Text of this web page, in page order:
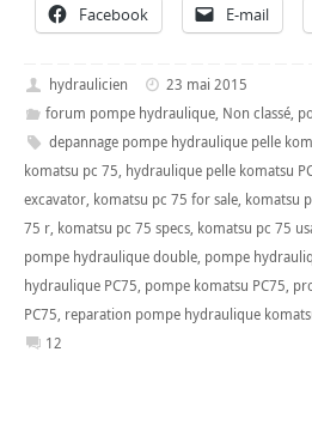
Facebook E-mail
hydraulicien
23 mai 2015
forum pompe hydraulique, Non classé,
depannage pompe hydraulique pelle
komatsu pc 75, hydraulique pelle komatsu
excavator, komatsu pc 75 for sale, komatsu
75 r, komatsu pc 75 specs, komatsu pc 75
pompe hydraulique double, pompe
hydraulique PC75, pompe komatsu PC75,
PC75, reparation pompe hydraulique
12